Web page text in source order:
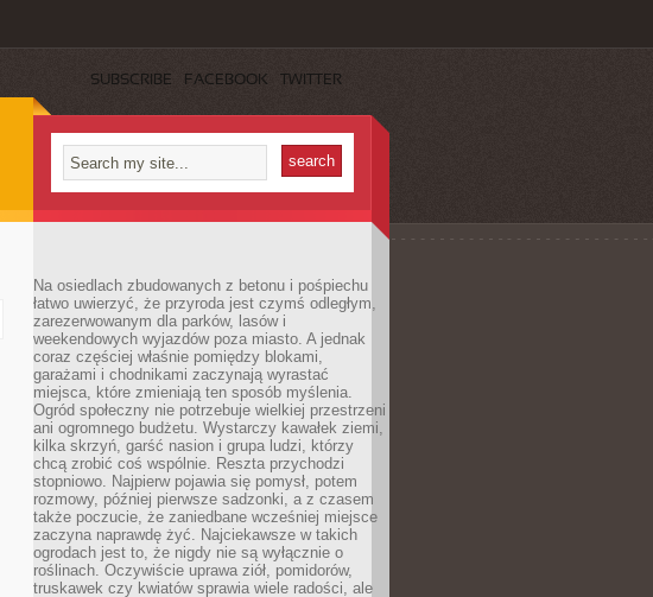
SUBSCRIBE FACEBOOK TWITTER
Na osiedlach zbudowanych z betonu i pośpiechu
łatwo uwierzyć, że przyroda jest czymś odległym,
zarezerwowanym dla parków, lasów i
weekendowych wyjazdów poza miasto. A jednak
coraz częściej właśnie pomiędzy blokami,
garażami i chodnikami zaczynają wyrastać
miejsca, które zmieniają ten sposób myślenia.
Ogród społeczny nie potrzebuje wielkiej przestrzeni
ani ogromnego budżetu. Wystarczy kawałek ziemi,
kilka skrzyń, garść nasion i grupa ludzi, którzy
chcą zrobić coś wspólnie. Reszta przychodzi
stopniowo. Najpierw pojawia się pomysł, potem
rozmowy, później pierwsze sadzonki, a z czasem
także poczucie, że zaniedbane wcześniej miejsce
zaczyna naprawdę żyć. Najciekawsze w takich
ogrodach jest to, że nigdy nie są wyłącznie o
roślinach. Oczywiście uprawa ziół, pomidorów,
truskawek czy kwiatów sprawia wiele radości, ale